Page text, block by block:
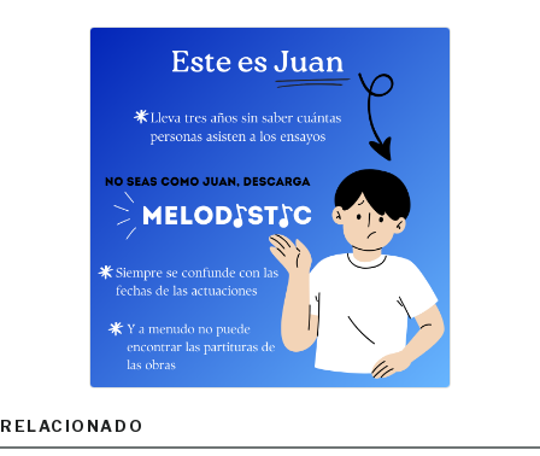
RELACIONADO